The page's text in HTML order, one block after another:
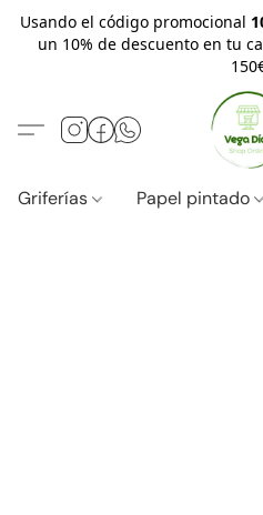
Usando el código promocional
un 10% de descuento en tu
Griferías Papel pintado